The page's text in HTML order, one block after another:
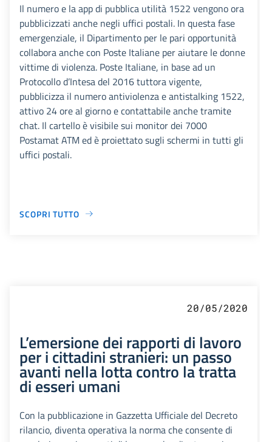
Il numero e la app di pubblica utilità 1522 vengono ora
pubblicizzati anche negli uffici postali. In questa fase
emergenziale, il Dipartimento per le pari opportunità
collabora anche con Poste Italiane per aiutare le donne
vittime di violenza. Poste Italiane, in base ad un
Protocollo d’Intesa del 2016 tuttora vigente,
pubblicizza il numero antiviolenza e antistalking 1522,
attivo 24 ore al giorno e contattabile anche tramite
chat. Il cartello è visibile sui monitor dei 7000
Postamat ATM ed è proiettato sugli schermi in tutti gli
uffici postali.
SCOPRI TUTTO
20/05/2020
L’emersione dei rapporti di lavoro
per i cittadini stranieri: un passo
avanti nella lotta contro la tratta
di esseri umani
Con la pubblicazione in Gazzetta Ufficiale del Decreto
rilancio, diventa operativa la norma che consente di